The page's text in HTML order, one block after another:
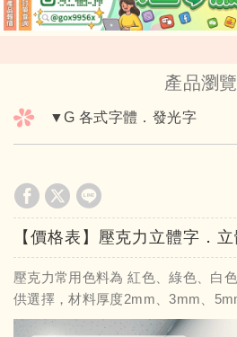
產品瀏覽
▼G 各式字體．發光字
【價格表】壓克力立體字．
壓克力常用色料為 紅色、綠色、白
供選擇，材料厚度2mm、3mm、